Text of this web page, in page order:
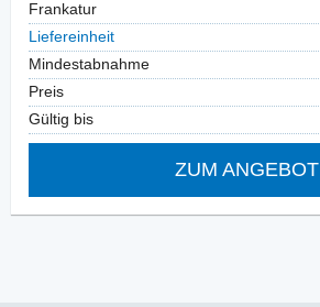
Frankatur
Liefereinheit
Mindestabnahme
Preis
Gültig bis
ZUM ANGEBOT